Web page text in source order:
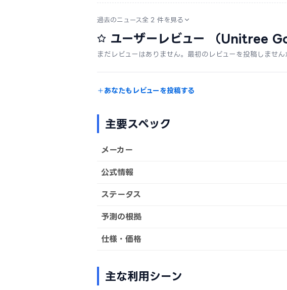
過去のニュース全 2 件を見る
ユーザーレビュー （Unitree
まだレビューはありません。最初のレビューを投稿しません
あなたもレビューを投稿する
主要スペック
メーカー
公式情報
ステータス
予測の根拠
仕様・価格
主な利用シーン